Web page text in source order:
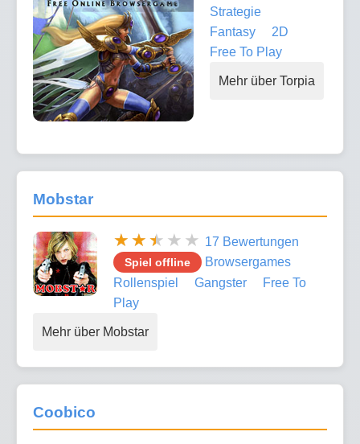
Strategie
Fantasy
2D
Free To Play
Mehr über Torpia
Mobstar
17 Bewertungen
Spiel offline
Browsergames
Rollenspiel
Gangster
Free To
Play
Mehr über Mobstar
Coobico